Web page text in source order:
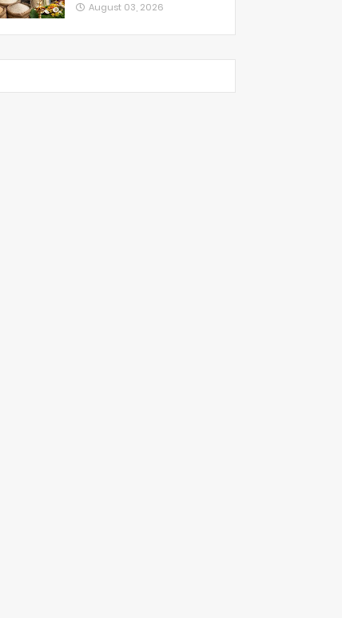
August 03, 2026